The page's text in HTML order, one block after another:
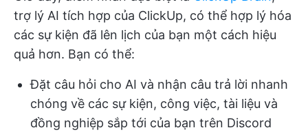
trợ lý AI tích hợp của ClickUp, có thể hợp lý hóa
các sự kiện đã lên lịch của bạn một cách hiệu
quả hơn. Bạn có thể:
Đặt câu hỏi cho AI và nhận câu trả lời nhanh
chóng về các sự kiện, công việc, tài liệu và
đồng nghiệp sắp tới của bạn trên Discord